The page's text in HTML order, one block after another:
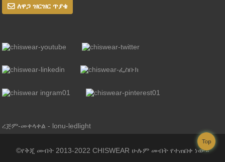
ለዋጋ ዝርዝር ጥያቄ
ረጅም-መቀላቀል - lonu-ledlight
©የቅጂ መብት 2013-2022 CHISWEAR ሁሉም መብት የተጠበቀ ነው።
Top